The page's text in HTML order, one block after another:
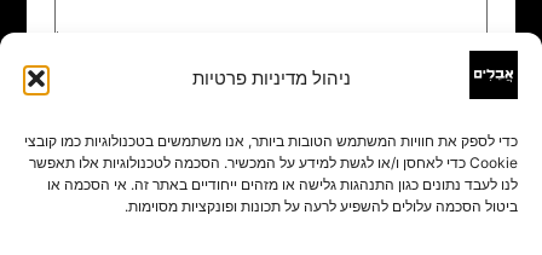
ניהול מדיניות פרטיות
כדי לספק את חוויות המשתמש הטובות ביותר, אנו משתמשים בטכנולוגיות כמו קובצי
Cookie כדי לאחסן ו/או לגשת למידע על המכשיר. הסכמה לטכנולוגיות אלו תאפשר
לנו לעבד נתונים כגון התנהגות גלישה או מזהים ייחודיים באתר זה. אי הסכמה או
ביטול הסכמה עלולים להשפיע לרעה על תכונות ופונקציות מסוימות.
שם
אימייל*